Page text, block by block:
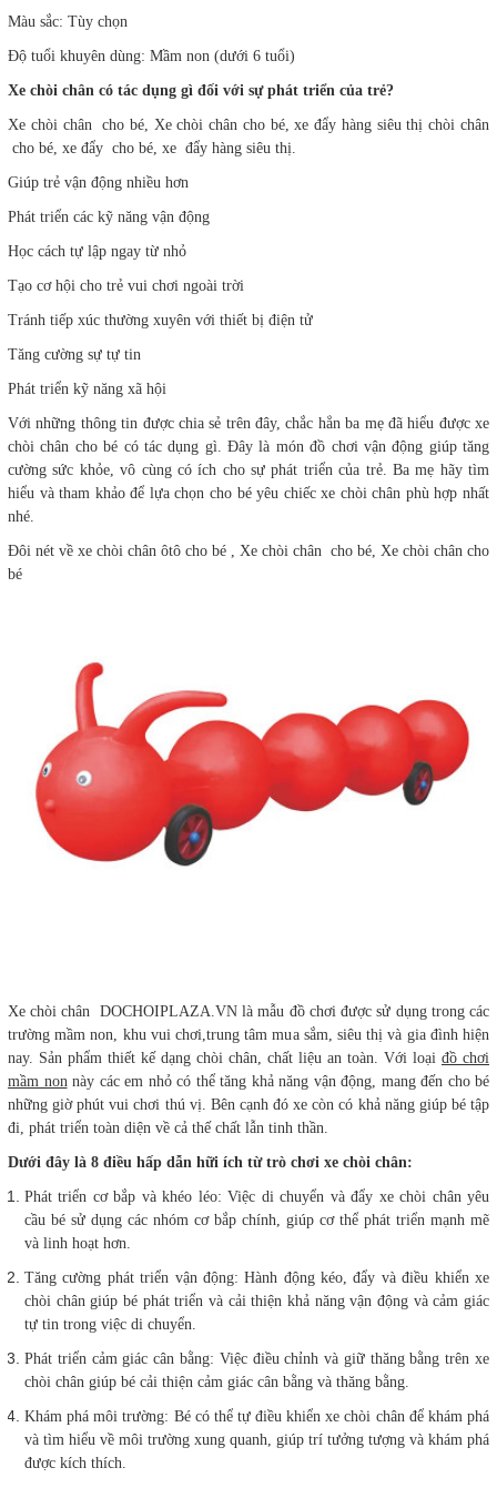
Màu sắc: Tùy chọn
Độ tuổi khuyên dùng: Mầm non (dưới 6 tuổi)
Xe chòi chân có tác dụng gì đối với sự phát triển của trẻ?
Xe chòi chân cho bé, Xe chòi chân cho bé, xe đẩy hàng siêu thị chòi chân
cho bé, xe đẩy cho bé, xe đẩy hàng siêu thị.
Giúp trẻ vận động nhiều hơn
Phát triển các kỹ năng vận động
Học cách tự lập ngay từ nhỏ
Tạo cơ hội cho trẻ vui chơi ngoài trời
Tránh tiếp xúc thường xuyên với thiết bị điện tử
Tăng cường sự tự tin
Phát triển kỹ năng xã hội
Với những thông tin được chia sẻ trên đây, chắc hẳn ba mẹ đã hiểu được xe
chòi chân cho bé có tác dụng gì. Đây là món đồ chơi vận động giúp tăng
cường sức khỏe, vô cùng có ích cho sự phát triển của trẻ. Ba mẹ hãy tìm
hiểu và tham khảo để lựa chọn cho bé yêu chiếc xe chòi chân phù hợp nhất
nhé.
Đôi nét về xe chòi chân ôtô cho bé , Xe chòi chân cho bé, Xe chòi chân cho
bé
Xe chòi chân DOCHOIPLAZA.VN là mẫu đồ chơi được sử dụng trong các
trường mầm non, khu vui chơi,trung tâm mua sắm, siêu thị và gia đình hiện
nay. Sản phẩm thiết kế dạng chòi chân, chất liệu an toàn. Với loại đồ chơi
mầm non này các em nhỏ có thể tăng khả năng vận động, mang đến cho bé
những giờ phút vui chơi thú vị. Bên cạnh đó xe còn có khả năng giúp bé tập
đi, phát triển toàn diện về cả thế chất lẫn tinh thần.
Dưới đây là 8 điều hấp dẫn hữi ích từ trò chơi xe chòi chân:
Phát triển cơ bắp và khéo léo: Việc di chuyển và đẩy xe chòi chân yêu
cầu bé sử dụng các nhóm cơ bắp chính, giúp cơ thể phát triển mạnh mẽ
và linh hoạt hơn.
Tăng cường phát triển vận động: Hành động kéo, đẩy và điều khiển xe
chòi chân giúp bé phát triển và cải thiện khả năng vận động và cảm giác
tự tin trong việc di chuyển.
Phát triển cảm giác cân bằng: Việc điều chỉnh và giữ thăng bằng trên xe
chòi chân giúp bé cải thiện cảm giác cân bằng và thăng bằng.
Khám phá môi trường: Bé có thể tự điều khiển xe chòi chân để khám phá
và tìm hiểu về môi trường xung quanh, giúp trí tưởng tượng và khám phá
được kích thích.